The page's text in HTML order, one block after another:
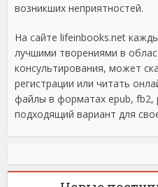
возникших неприятностей.
На сайте lifeinbooks.net
лучшими творениями в
консультирования, может
регистрации или читать
файлы в форматах epub,
подходящий вариант для